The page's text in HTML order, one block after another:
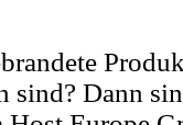
sind? Dann